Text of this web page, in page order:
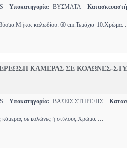
Υποκατηγορία: ΒΥΣΜΑΤΑ
καλωδίου: 60 cm.Τεμάχια: 10.Χρώμα:
ΚΑΜΕΡΑΣ ΣΕ ΚΟΛΩΝΕΣ-
Υποκατηγορία: ΒΑΣΕΙΣ ΣΤΗΡΙΞΗΣ
κάμερας σε κολώνες ή στύλους.Χρώμα: ...